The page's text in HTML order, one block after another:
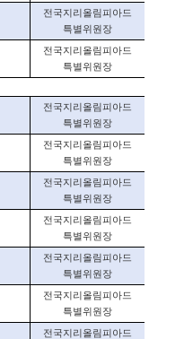
전국지리올림피아드
특별위원장
전국지리올림피아드
특별위원장
전국지리올림피아드
특별위원장
전국지리올림피아드
특별위원장
전국지리올림피아드
특별위원장
전국지리올림피아드
특별위원장
전국지리올림피아드
특별위원장
전국지리올림피아드
특별위원장
전국지리올림피아드